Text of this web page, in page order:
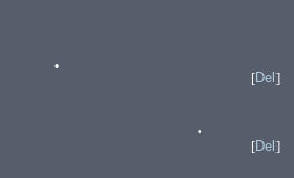
[Del ]
[Del ]